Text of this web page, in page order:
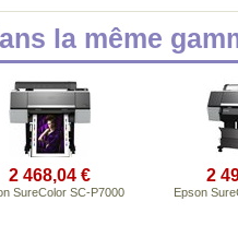
la même
2 468,04 €
SureColor SC-P7000
2
Epson